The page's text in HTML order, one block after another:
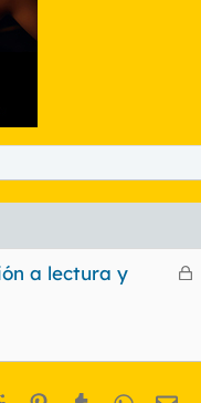
C
a
a lectura y